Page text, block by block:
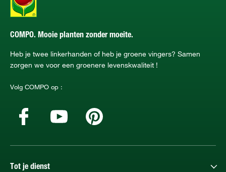
COMPO. Mooie planten zonder moeite.
Heb je twee linkerhanden of heb je groene vingers? Samen
zorgen we voor een groenere levenskwaliteit !
Volg COMPO op :
Tot je dienst